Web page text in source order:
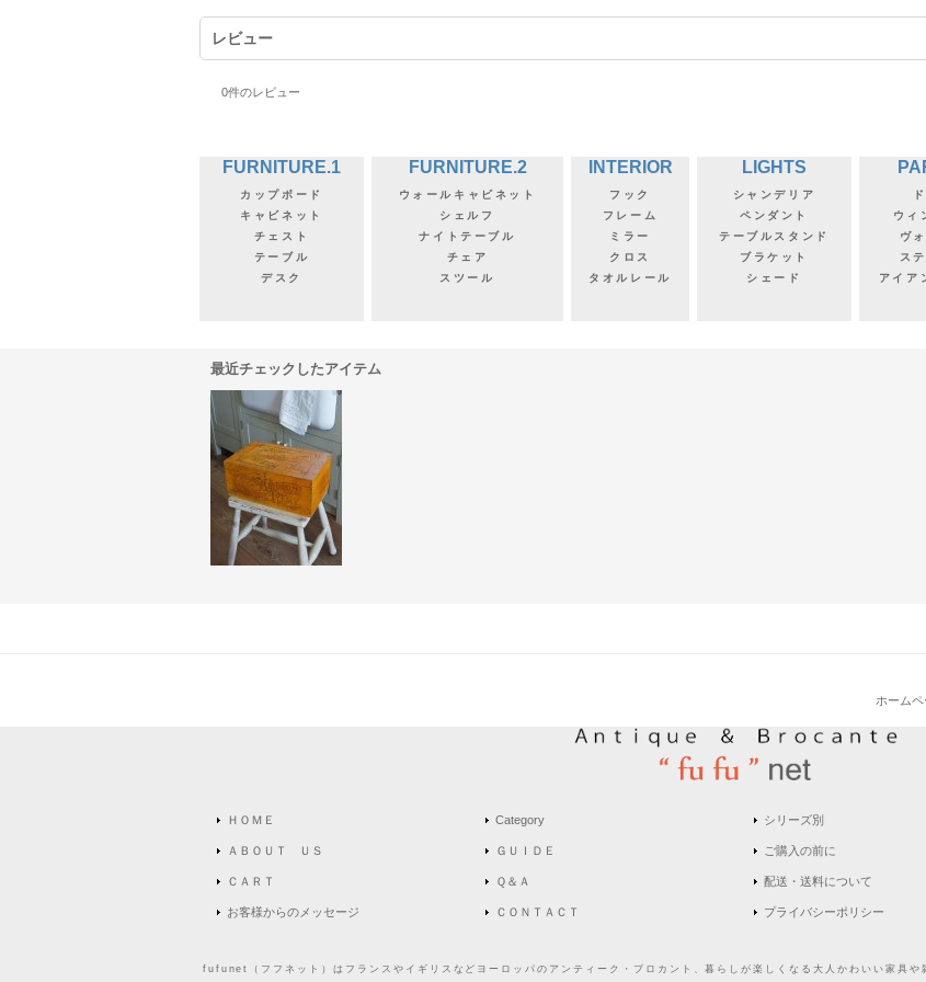
レビュー
0件のレビュー
FURNITURE.1
カップボード
キャビネット
チェスト
テーブル
デスク
FURNITURE.2
ウォールキャビネット
シェルフ
ナイトテーブル
チェア
スツール
INTERIOR
フック
フレーム
ミラー
クロス
タオルレール
LIGHTS
シャンデリア
ペンダント
テーブルスタンド
ブラケット
シェード
ウィ
ヴ
ス
アイア
最近チェックしたアイテム
ホーム
ＨＯＭＥ
ＡＢＯＵＴ ＵＳ
ＣＡＲＴ
お客様からのメッセージ
Category
ＧＵＩＤＥ
Ｑ＆Ａ
ＣＯＮＴＡＣＴ
シリーズ別
ご購入の前に
配送・送料について
プライバシーポリシー
fufunet（フフネット）はフランスやイギリスなどヨーロッパのアンティーク・ブロカント、暮らしが楽しくなる大人かわいい家具